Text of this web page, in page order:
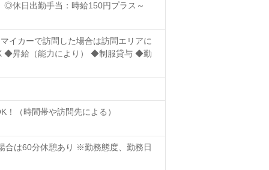
休日出勤手当：時給150円プラス～
カーで訪問した場合は訪問エリアに
◆昇給（能力により） ◆制服貸与 ◆勤
（時間帯や訪問先による）
は60分休憩あり ※勤務態度、勤務日